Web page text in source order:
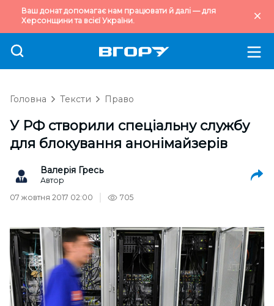
Ваш донат допомагає нам працювати й далі — для
Херсонщини та всієї України.
Головна Тексти Право
У РФ створили спеціальну службу
для блокування анонімайзерів
Валерія Гресь
Автор
07 жовтня 2017 02:00
705